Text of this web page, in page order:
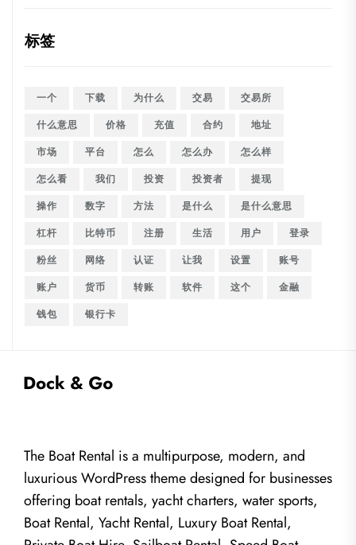
标签
一个 下载 为什么 交易
交易所
什么意思
价格 充值 合约
地址
市场
平台 怎么 怎么办
怎么样
怎么看
我们 投资 投资者
提现
操作
数字 方法 是什么
是什么意思
杠杆
比特币 注册 生活 用户
登录
粉丝
网络 认证 让我 设置
账号
账户
货币 转账 软件 这个
金融
钱包
银行卡
The Boat Rental is a multipurpose, modern, and
luxurious WordPress theme designed for businesses
offering boat rentals, yacht charters, water sports,
Boat Rental, Yacht Rental, Luxury Boat Rental,